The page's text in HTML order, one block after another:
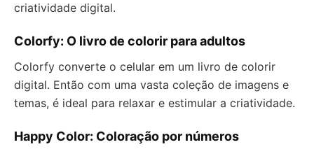
criatividade digital.
Colorfy: O livro de colorir para adultos
Colorfy converte o celular em um livro de colorir
digital. Então com uma vasta coleção de imagens e
temas, é ideal para relaxar e estimular a criatividade.
Happy Color: Coloração por números